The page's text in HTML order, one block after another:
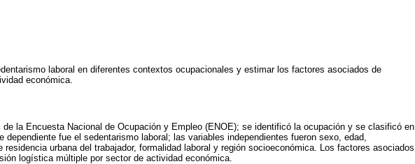
laboral en diferentes contextos ocupacionales y estimar los factores asociados de
económica.
la Encuesta Nacional de Ocupación y Empleo (ENOE); se identificó la ocupación y se clasificó en
dependiente fue el sedentarismo laboral; las variables independientes fueron sexo, edad,
residencia urbana del trabajador, formalidad laboral y región socioeconómica. Los factores asociados
logística múltiple por sector de actividad económica.